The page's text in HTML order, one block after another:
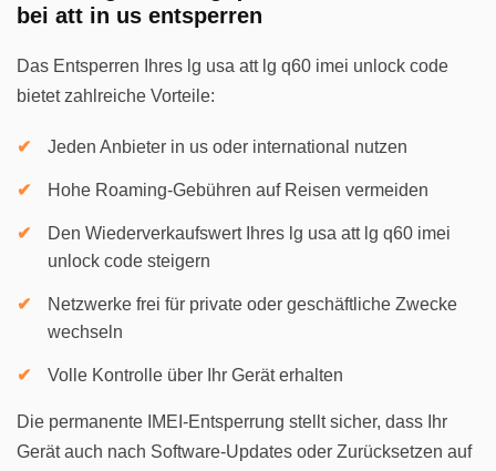
bei att in us entsperren
Das Entsperren Ihres lg usa att lg q60 imei unlock code
bietet zahlreiche Vorteile:
Jeden Anbieter in us oder international nutzen
Hohe Roaming-Gebühren auf Reisen vermeiden
Den Wiederverkaufswert Ihres lg usa att lg q60 imei
unlock code steigern
Netzwerke frei für private oder geschäftliche Zwecke
wechseln
Volle Kontrolle über Ihr Gerät erhalten
Die permanente IMEI-Entsperrung stellt sicher, dass Ihr
Gerät auch nach Software-Updates oder Zurücksetzen auf